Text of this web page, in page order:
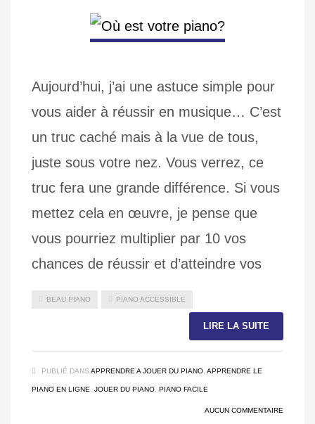
Aujourd’hui, j’ai une astuce simple pour
vous aider à réussir en musique… C’est
un truc caché mais à la vue de tous,
juste sous votre nez. Vous verrez, ce
truc fera une grande différence. Si vous
mettez cela en œuvre, je pense que
vous pourriez multiplier par 10 vos
chances de réussir et d’atteindre vos
BEAU PIANO PIANO ACCESSIBLE
LIRE LA SUITE
PUBLIÉ DANS APPRENDRE A JOUER DU PIANO APPRENDRE LE
PIANO EN LIGNE JOUER DU PIANO PIANO FACILE
AUCUN COMMENTAIRE